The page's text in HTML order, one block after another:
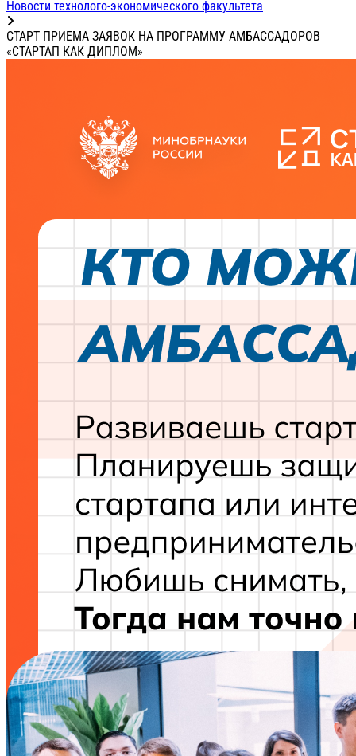
Новости технолого-экономического факультета
СТАРТ ПРИЕМА ЗАЯВОК НА ПРОГРАММУ АМБАССАДОРОВ
«СТАРТАП КАК ДИПЛОМ»